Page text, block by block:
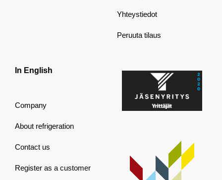
Yhteystiedot
Peruuta tilaus
In English
Company
About refrigeration
Contact us
Register as a customer